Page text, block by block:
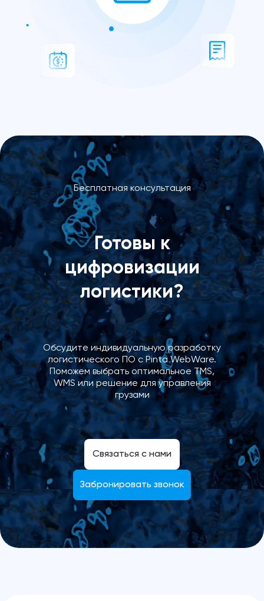
Бесплатная консультация
Готовы к
цифровизации
логистики?
Обсудите индивидуальную разработку
логистического ПО с Pinta WebWare.
Поможем выбрать оптимальное TMS,
WMS или решение для управления
грузами
Связаться с нами
Забронировать звонок